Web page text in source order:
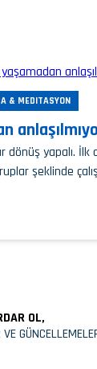
& MEDITASYON
yapalı. İlk
şeklinde
OL,